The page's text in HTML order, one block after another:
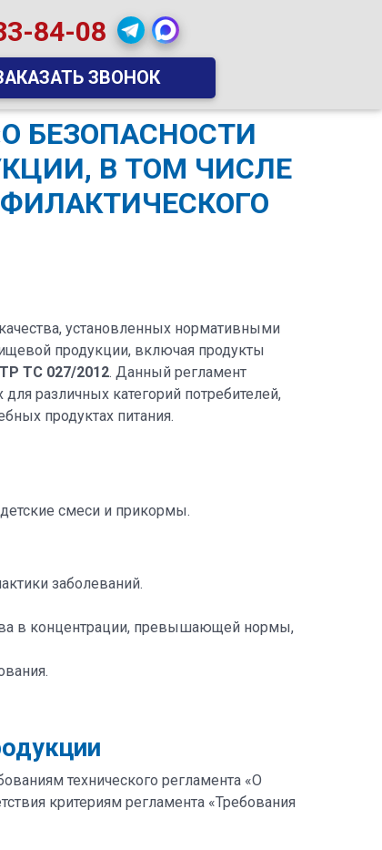
84-08
ЗВОНОК
БЕЗОПАСНОСТИ
В ТОМ ЧИСЛЕ
установленных нормативными
продукции, включая продукты
ТР ТС 027/2012. Данный регламент
различных категорий потребителей,
продуктах питания.
смеси и прикормы.
заболеваний.
в концентрации, превышающей нормы,
технического регламента «О
критериям регламента «Требования